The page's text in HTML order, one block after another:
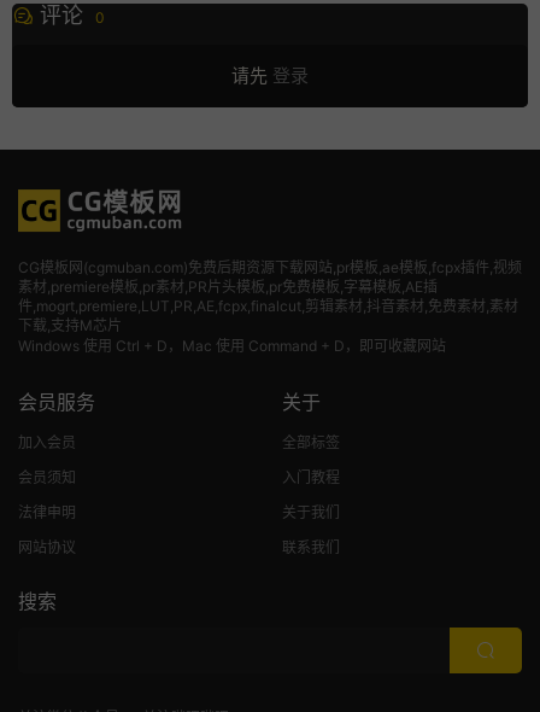
评论 0
请先 登录
CG模板网(cgmuban.com)免费后期资源下载网站,pr模板,ae模板,fcpx插件,视频
素材 ,premiere模板,pr素材,PR片头模板,pr免费模板,字幕模板,AE插
件,mogrt,premiere,LUT,PR,AE,fcpx,finalcut,剪辑素材,抖音素材,免费素材,素材
下载,支持M芯片
Windows 使用 Ctrl + D，Mac 使用 Command + D，即可收藏网站
会员服务
加入会员
会员须知
法律申明
网站协议
关于
全部标签
入门教程
关于我们
联系我们
搜索